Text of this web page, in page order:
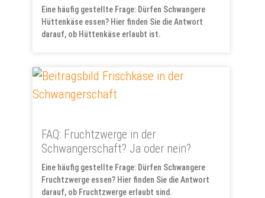
Eine häufig gestellte Frage: Dürfen Schwangere
Hüttenkäse essen? Hier finden Sie die Antwort
darauf, ob Hüttenkäse erlaubt ist.
FAQ: Fruchtzwerge in der
Schwangerschaft? Ja oder nein?
Eine häufig gestellte Frage: Dürfen Schwangere
Fruchtzwerge essen? Hier finden Sie die Antwort
darauf, ob Fruchtzwerge erlaubt sind.